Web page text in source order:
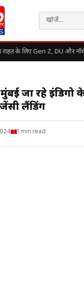
के लिए Gen Z, DU और नॉर्थ
जा रहे इंडिगो
लैंडिंग
1 min read